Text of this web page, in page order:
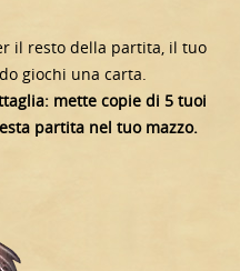
il resto della partita, il tuo
giochi una carta.
mette copie di 5 tuoi
partita nel tuo mazzo.